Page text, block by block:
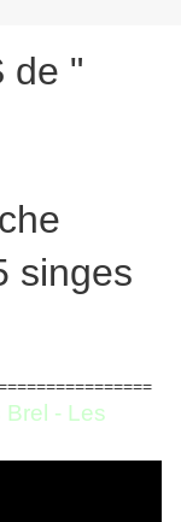
de "
- Les